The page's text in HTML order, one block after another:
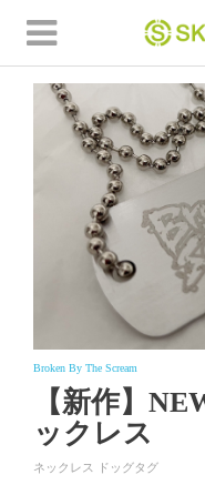
Broken By The Scream
【新作】
ックレス
ネックレス ドッグタグ